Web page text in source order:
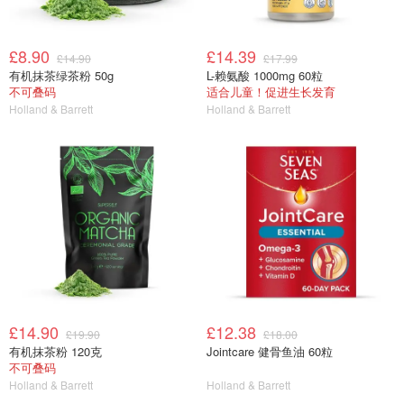
£8.90 £14.90
有机抹茶绿茶粉 50g
不可叠码
Holland & Barrett
£14.39 £17.99
L-赖氨酸 1000mg 60粒
适合儿童！促进生长发育
Holland & Barrett
£14.90 £19.90
有机抹茶粉 120克
不可叠码
Holland & Barrett
£12.38 £18.00
Jointcare 健骨鱼油 60粒
Holland & Barrett